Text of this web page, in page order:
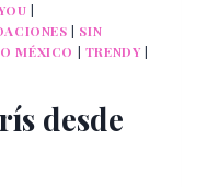
|
| SIN
MÉXICO | TRENDY |
desde